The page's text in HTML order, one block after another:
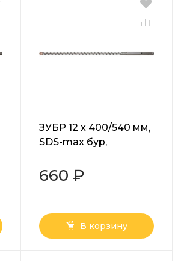
ЗУБР 12 x 400/540 мм,
SDS-max бур,
(29350-540-12)
660 ₽
В корзину